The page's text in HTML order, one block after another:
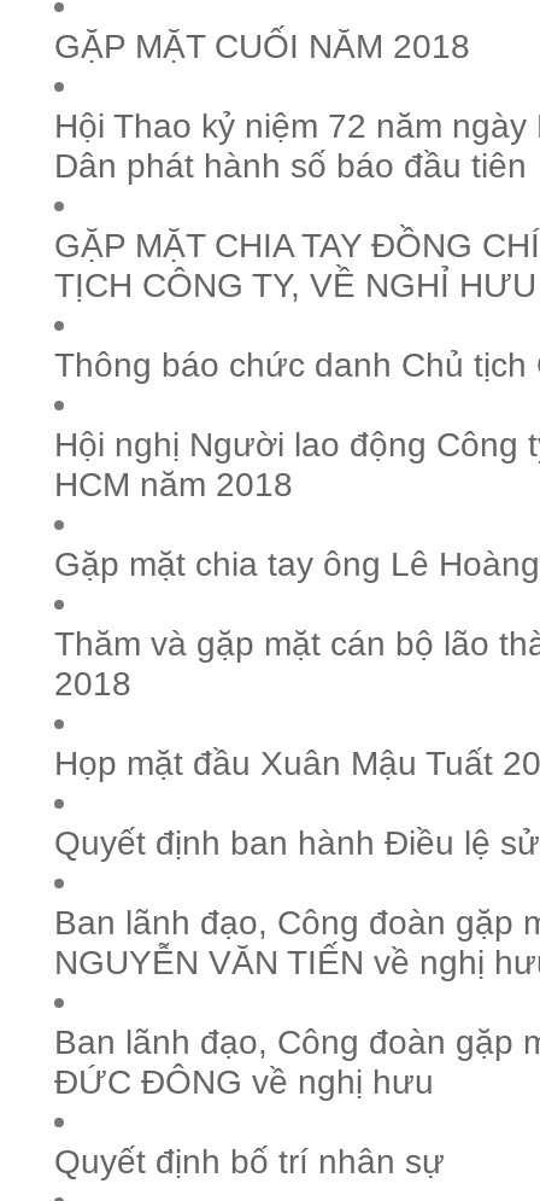
GẶP MẶT CUỐI NĂM 2018
Hội Thao kỷ niệm 72 năm
Dân phát hành số báo đầu tiên
GẶP MẶT CHIA TAY ĐỒNG
TỊCH CÔNG TY, VỀ NGHỈ HƯU
Thông báo chức danh Chủ
Hội nghị Người lao động Công
HCM năm 2018
Gặp mặt chia tay ông Lê
Thăm và gặp mặt cán bộ lão
2018
Họp mặt đầu Xuân Mậu Tuất
Quyết định ban hành Điều lệ
Ban lãnh đạo, Công đoàn gặp
NGUYỄN VĂN TIẾN về nghị
Ban lãnh đạo, Công đoàn gặp
ĐỨC ĐÔNG về nghị hưu
Quyết định bố trí nhân sự